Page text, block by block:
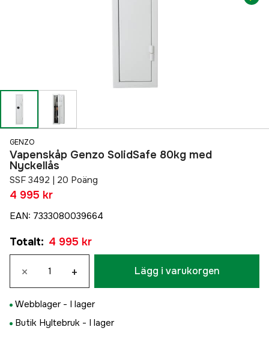
GENZO
Vapenskåp Genzo SolidSafe 80kg med
Nyckellås
SSF 3492 | 20 Poäng
4 995 kr
EAN: 7333080039664
Totalt: 4 995 kr
× + Lägg i varukorgen
Webblager - I lager
Butik Hyltebruk - I lager